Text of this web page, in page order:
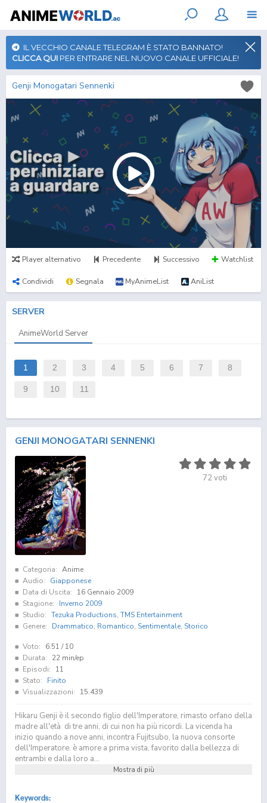
IL VECCHIO CANALE TELEGRAM È STATO BANNATO!
CLICCA QUI PER ENTRARE NEL NUOVO CANALE UFFICIALE!
Genji Monogatari Sennenki
Player alternativo Precedente Successivo Watchlist
Condividi Segnala MyAnimeList AniList
SERVER
AnimeWorld Server
1 2 3 4 5 6 7 8
9 10 11
GENJI MONOGATARI SENNENKI
72voti
Categoria: Anime
Audio:
Giapponese
Data di Uscita:
16 Gennaio 2009
Stagione:
Inverno 2009
Studio: Tezuka Productions, TMS Entertainment
Genere:
Drammatico, Romantico, Sentimentale, Storico
Voto: 6.51 / 10
Durata:
22 min/ep
Episodi:
11
Stato:
Finito
Visualizzazioni:
15.439
Hikaru Genji è il secondo figlio dell'Imperatore, rimasto orfano della
madre all'età di tre anni, di cui non ha più ricordi. La vicenda ha
inizio quando a nove anni, incontra Fujitsubo, la nuova consorte
dell'Imperatore. è amore a prima vista, favorito dalla bellezza di
entrambi e dalla loro a...
Mostra di più
Keywords: